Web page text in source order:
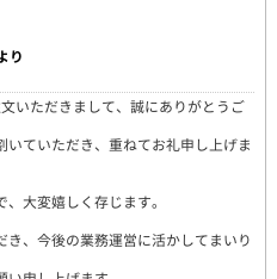
り
いただきまして、誠にありがとうご
ていただき、重ねてお礼申し上げま
大変嬉しく存じます。
、今後の業務運営に活かしてまいり